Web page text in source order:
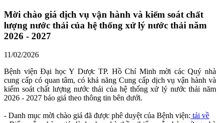
Mời chào giá dịch vụ vận hành và kiểm soát chất
lượng nước thải của hệ thống xử lý nước thải năm
2026 - 2027
11/02/2026
Bệnh viện Đại học Y Dược TP. Hồ Chí Minh mời các Quý nhà
cung cấp có quan tâm, có khả năng Cung cấp dịch vụ vận hành và
kiểm soát chất lượng nước thải của hệ thống xử lý nước thải năm
2026 - 2027 báo giá theo thông tin bên dưới.
- Danh mục mời chào giá đã được phê duyệt của Bệnh viện: tải về